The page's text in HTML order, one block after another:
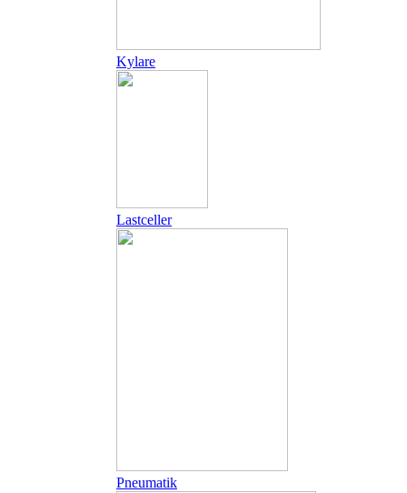
Kylare
Lastceller
Pneumatik